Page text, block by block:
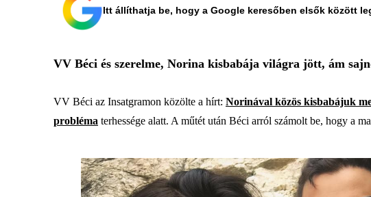
Itt állíthatja be, hogy a Google keresőben elsők között
VV Béci és szerelme, Norina kisbabája világra jött, ám
VV Béci az Insatgramon közölte a hírt: Norinával közös kisbabájuk
probléma terhessége alatt. A műtét után Béci arról számolt be, hogy a